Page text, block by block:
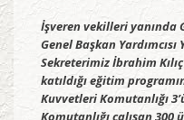
İşveren vekilleri yanında
Genel Başkan
Sekreterimiz İbrahim
katıldığı eğitim
Kuvvetleri Komutanlığı
Komutanlığı çalışan 300